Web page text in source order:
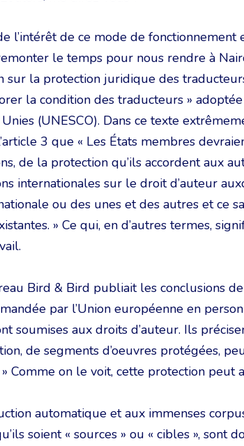
l’intérêt de ce mode de fonctionnement
le temps pour nous rendre à
sur la protection juridique des
la condition des traducteurs »
Unies (UNESCO). Dans ce texte
3 que « Les États membres
de la protection qu’ils accordent aux
internationales sur le droit d’auteur
ou des unes et des autres et ce
» Ce qui, en d’autres termes,
Bird & Bird publiait les conclusions
par l’Union européenne en
soumises aux droits d’auteur. Ils
de segments d’oeuvres protégées,
Comme on le voit, cette protection peut
automatique et aux immenses
soient « sources » ou « cibles », sont